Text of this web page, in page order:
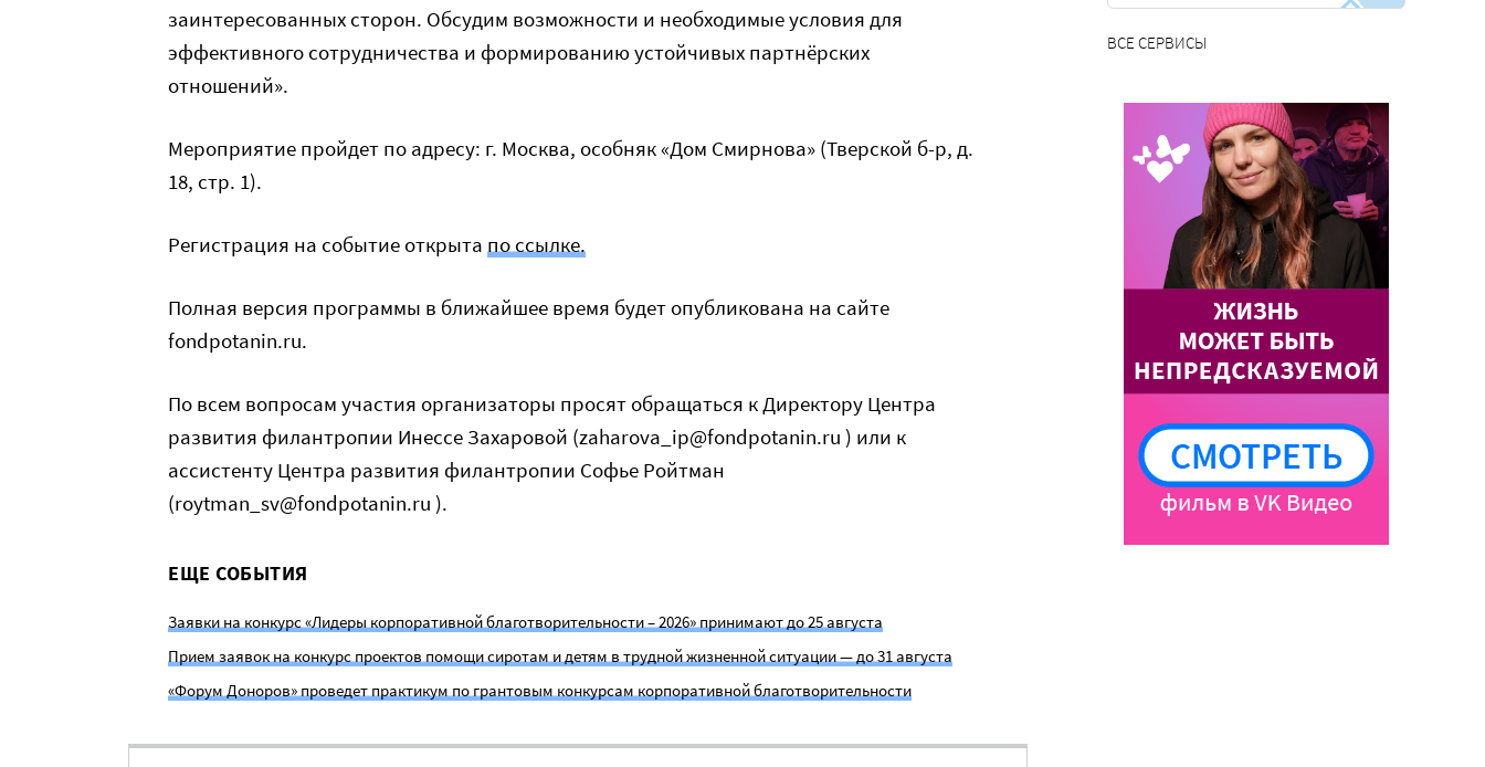
заинтересованных сторон. Обсудим возможности и необходимые условия для
эффективного сотрудничества и формированию устойчивых партнёрских
отношений».
Мероприятие пройдет по адресу: г. Москва, особняк «Дом Смирнова» (Тверской б-р, д.
18, стр. 1).
Регистрация на событие открыта по ссылке.
Полная версия программы в ближайшее время будет опубликована на сайте
fondpotanin.ru.
По всем вопросам участия организаторы просят обращаться к Директору Центра
развития филантропии Инессе Захаровой (zaharova_ip@fondpotanin.ru ) или к
ассистенту Центра развития филантропии Софье Ройтман
(roytman_sv@fondpotanin.ru ).
ЕЩЕ СОБЫТИЯ
Заявки на конкурс «Лидеры корпоративной благотворительности – 2026» принимают до 25 августа
Прием заявок на конкурс проектов помощи сиротам и детям в трудной жизненной ситуации — до 31 августа
«Форум Доноров» проведет практикум по грантовым конкурсам корпоративной благотворительности
ВСЕ СЕРВИСЫ